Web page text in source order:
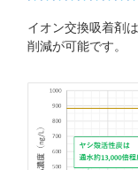
イオン交換吸着剤
削減が可能です。